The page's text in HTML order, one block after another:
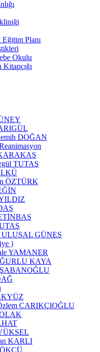
Planı
Okulu
DOĞAN
TUTAŞ
ÖZTÜRK
ULUSAL GÜNEŞ
)
YAMANER
KAYA
ÇARIKÇIOĞLU
KARLI